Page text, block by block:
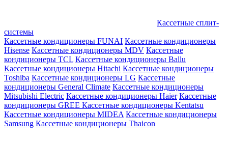
Кассетные сплит-
системы
Кассетные кондиционеры FUNAI Кассетные кондиционеры
Hisense Кассетные кондиционеры MDV Кассетные
кондиционеры TCL Кассетные кондиционеры Ballu
Кассетные кондиционеры Hitachi Кассетные кондиционеры
Toshiba Кассетные кондиционеры LG Кассетные
кондиционеры General Climate Кассетные кондиционеры
Mitsubishi Electric Кассетные кондиционеры Haier Кассетные
кондиционеры GREE Кассетные кондиционеры Kentatsu
Кассетные кондиционеры MIDEA Кассетные кондиционеры
Samsung Кассетные кондиционеры Thaicon